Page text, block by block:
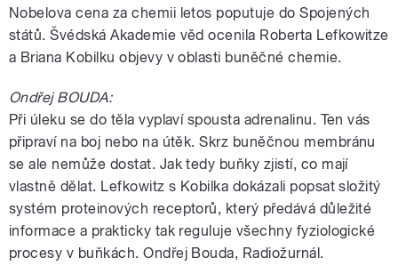
Nobelova cena za chemii letos poputuje do Spojených
států. Švédská Akademie věd ocenila Roberta Lefkowitze
a Briana Kobilku objevy v oblasti buněčné chemie.
Ondřej BOUDA:
Při úleku se do těla vyplaví spousta adrenalinu. Ten vás
připraví na boj nebo na útěk. Skrz buněčnou membránu
se ale nemůže dostat. Jak tedy buňky zjistí, co mají
vlastně dělat. Lefkowitz s Kobilka dokázali popsat složitý
systém proteinových receptorů, který předává důležité
informace a prakticky tak reguluje všechny fyziologické
procesy v buňkách. Ondřej Bouda, Radiožurnál.